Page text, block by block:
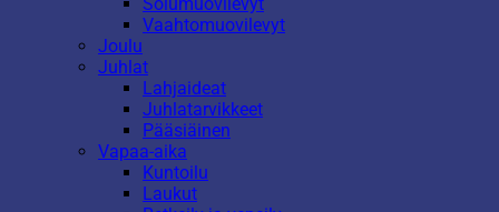
Vaahtomuovilevyt
Joulu
Juhlat
Lahjaideat
Juhlatarvikkeet
Pääsiäinen
Vapaa-aika
Kuntoilu
Laukut